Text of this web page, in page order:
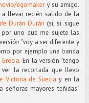
egomakery su amigo.
a llevar recién salido de la
Durán Durán (si, si..sigue
uno que me sujete las
"voy a ser diferente y
por ejemplo una banda
. En la versión "tengo
la recortada que llevo
Victoria de Suecia y en la
señoras mayores teñidas"